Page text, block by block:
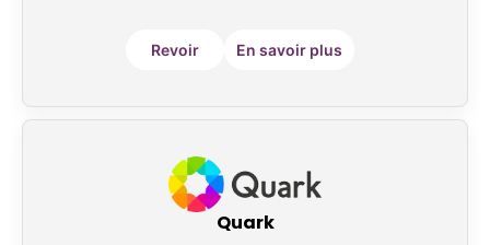
Revoir En savoir plus
Quark